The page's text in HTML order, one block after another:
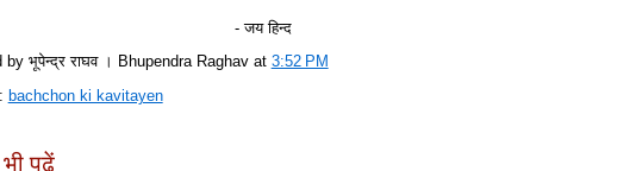
- जय हिन्द
by भूपेन्द्र राघव । Bhupendra Raghav at 3:52 PM
bachchon ki kavitayen
भी पढ़ें